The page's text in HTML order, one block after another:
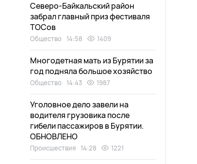
Северо-Байкальский район
забрал главный приз фестиваля
ТОСов
Общество 14:58 1409
Многодетная мать из Бурятии за
год подняла большое хозяйство
Общество 14:43 1987
Уголовное дело завели на
водителя грузовика после
гибели пассажиров в Бурятии.
ОБНОВЛЕНО
Происшествия 14:28 1221